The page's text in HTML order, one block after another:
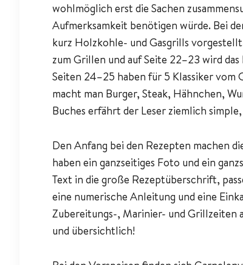
wohlmöglich erst die Sachen
Aufmerksamkeit benötigen würde. Bei
kurz Holzkohle- und Gasgrills
zum Grillen und auf Seite 22–23 wird
Seiten 24–25 haben für 5 Klassiker vom
macht man Burger, Steak, Hähnchen,
Buches erfährt der Leser ziemlich
Den Anfang bei den Rezepten machen
haben ein ganzseitiges Foto und ein
Text in die große Rezeptüberschrift,
eine numerische Anleitung und eine
Zubereitungs-, Marinier- und Grillzeiten
und übersichtlich!